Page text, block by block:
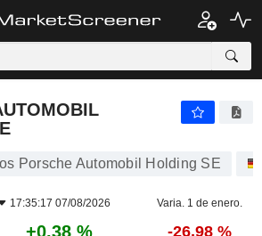
Porsche Automobil Holding SE
17:35:17 07/08/2026 Varia. 1 de enero.
+0,38 % -26,98 %